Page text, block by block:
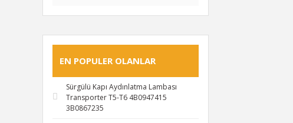
EN POPULER OLANLAR
Sürgülü Kapı Aydınlatma Lambası
Transporter T5-T6 4B0947415
3B0867235